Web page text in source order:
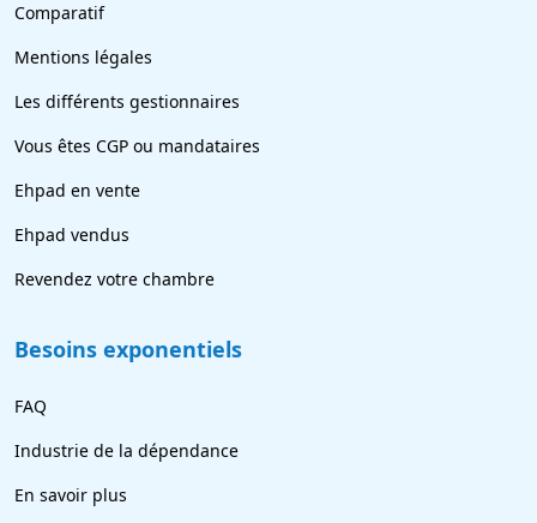
Comparatif
Mentions légales
Les différents gestionnaires
Vous êtes CGP ou mandataires
Ehpad en vente
Ehpad vendus
Revendez votre chambre
Besoins exponentiels
FAQ
Industrie de la dépendance
En savoir plus